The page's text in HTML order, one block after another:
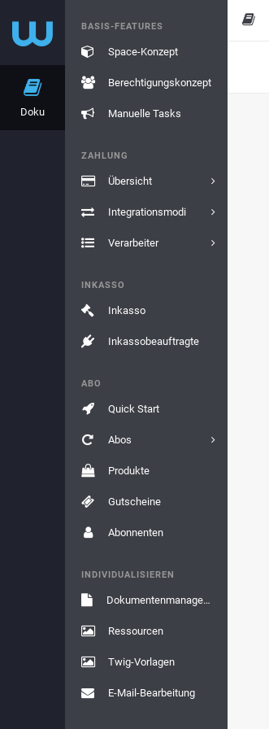
Doku
BASIS-FEATURES
Space-Konzept
Berechtigungskonzept
Manuelle Tasks
ZAHLUNG
Übersicht
Integrationsmodi
Verarbeiter
INKASSO
Inkasso
Inkassobeauftragte
ABO
Quick Start
Abos
Produkte
Gutscheine
Abonnenten
INDIVIDUALISIEREN
Dokumentenmanagement
Ressourcen
Twig-Vorlagen
E-Mail-Bearbeitung